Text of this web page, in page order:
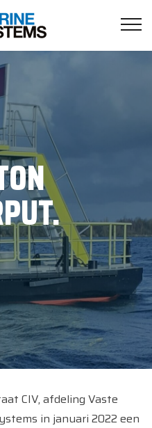
CIV, afdeling Vaste
in januari 2022 een